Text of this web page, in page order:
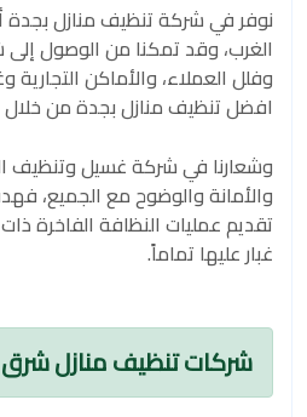
نوفر في شركة تنظيف منازل
الغرب، وقد تمكنا من الوصول
وفلل العملاء، والأماكن
افضل تنظيف منازل بجدة من خلال
وشعارنا في شركة غسيل وتنظيف
والأمانة والوضوح مع الجميع،
تقديم عمليات النظافة الفاخرة ذات
غبار عليها تماماً.
شركات تنظيف منازل